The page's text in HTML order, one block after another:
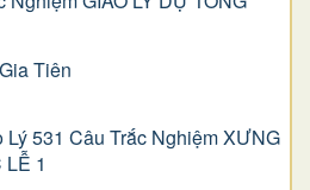
Tiên
Lý 531 Câu Trắc Nghiệm XƯNG
1